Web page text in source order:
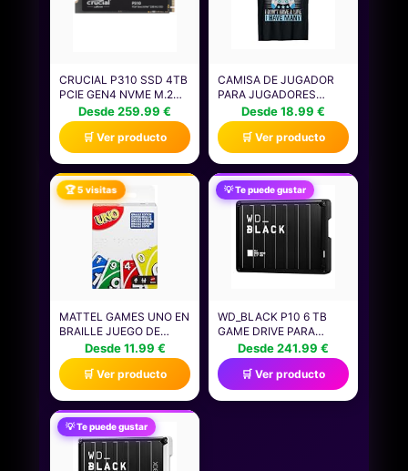
CRUCIAL P310 SSD 4TB
PCIE GEN4 NVME M.2
2280, DISCO INTERNO,
HASTA 7.100 MB/S,
COMPATIBLE CON
ORDENADOR PORTÁTIL
Y DE SOBREMESA &
CONSOLAS DE JUEGOS
PORTÁTILES -
CT4000P310SSD801
Desde 259.99 €
🛒 Ver producto
CAMISA DE JUGADOR
PARA JUGADORES
NIÑOS HOMBRES
VIDEOJUEGOS JUEGOS
CAMISETA
Desde 18.99 €
🛒 Ver producto
🏆 5 visitas
MATTEL GAMES UNO EN
BRAILLE JUEGO DE
CARTAS CON BARAJA
DISEÑADA
ESPECIALMENTE PARA
PERSONAS CIEGAS Y
CON BAJA VISIÓN, APTO
PARA NIÑOS Y NIÑAS, Y
PARA NOCHES DE
JUEGOS EN FAMILIA Y
FIESTAS, JMK87
Desde 11.99 €
🛒 Ver producto
💡 Te puede gustar
WD_BLACK P10 6 TB
GAME DRIVE PARA
XBOX, HDD PORTÁTIL,
USB 3.2 GEN 1, HASTA
130 MB/S, PARA
OBTENER ACCESO A SU
COLECCIÓN DE JUEGOS
Desde 241.99 €
🛒 Ver producto
💡 Te puede gustar